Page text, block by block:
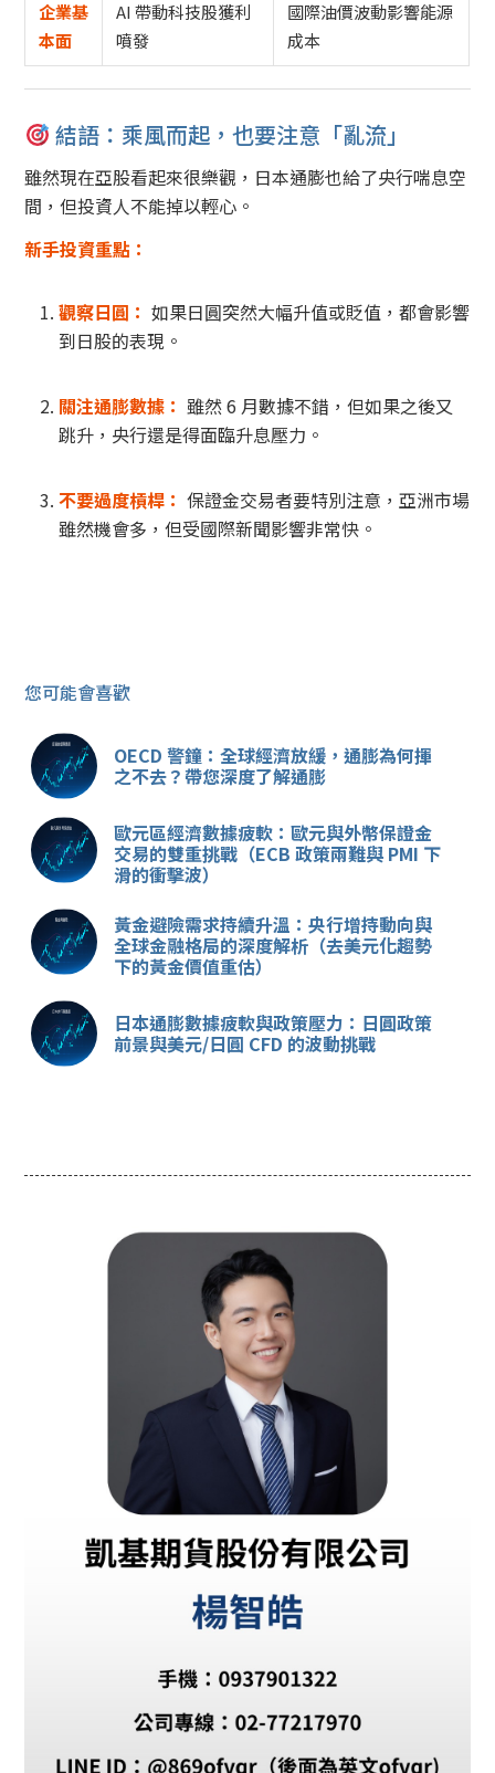
企業基
本面
AI 帶動科技股獲利
噴發
國際油價波動影響能源
成本
結語：乘風而起，也要注意「亂流」
雖然現在亞股看起來很樂觀，日本通膨也給了央行喘息空
間，但投資人不能掉以輕心。
新手投資重點：
觀察日圓： 如果日圓突然大幅升值或貶值，都會影響
到日股的表現。
關注通膨數據： 雖然 6 月數據不錯，但如果之後又
跳升，央行還是得面臨升息壓力。
不要過度槓桿： 保證金交易者要特別注意，亞洲市場
雖然機會多，但受國際新聞影響非常快。
您可能會喜歡
OECD 警鐘：全球經濟放緩，通膨為何揮
之不去？帶您深度了解通膨
歐元區經濟數據疲軟：歐元與外幣保證金
交易的雙重挑戰（ECB 政策兩難與 PMI 下
滑的衝擊波）
黃金避險需求持續升溫：央行增持動向與
全球金融格局的深度解析（去美元化趨勢
下的黃金價值重估）
日本通膨數據疲軟與政策壓力：日圓政策
前景與美元/日圓 CFD 的波動挑戰